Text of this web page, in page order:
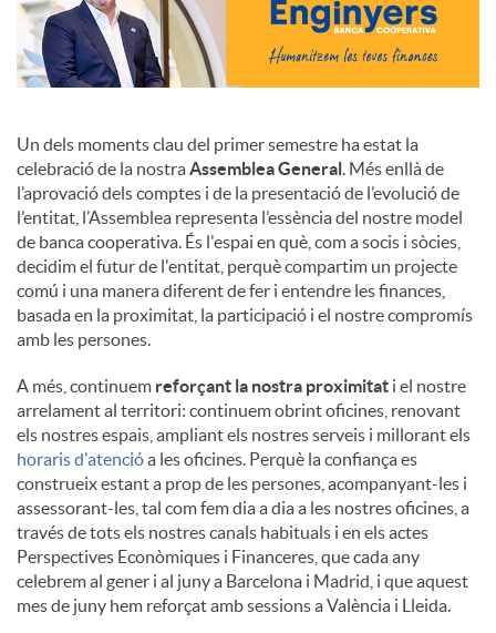
Un dels moments clau del primer semestre ha estat la
celebració de la nostra Assemblea General . Més enllà de
l’aprovació dels comptes i de la presentació de l’evolució de
l’entitat, l’Assemblea representa l’essència del nostre model
de banca cooperativa. És l'espai en què, com a socis i sòcies,
decidim el futur de l'entitat, perquè compartim un projecte
comú i una manera diferent de fer i entendre les finances,
basada en la proximitat, la participació i el nostre compromís
amb les persones.
A més, continuem reforçant la nostra proximitat i el nostre
arrelament al territori: continuem obrint oficines, renovant
els nostres espais, ampliant els nostres serveis i millorant els
horaris d'atencióa les oficines. Perquè la confiança es
construeix estant a prop de les persones, acompanyant-les i
assessorant-les, tal com fem dia a dia a les nostres oficines, a
través de tots els nostres canals habituals i en els actes
Perspectives Econòmiques i Financeres, que cada any
celebrem al gener i al juny a Barcelona i Madrid, i que aquest
mes de juny hem reforçat amb sessions a València i Lleida.